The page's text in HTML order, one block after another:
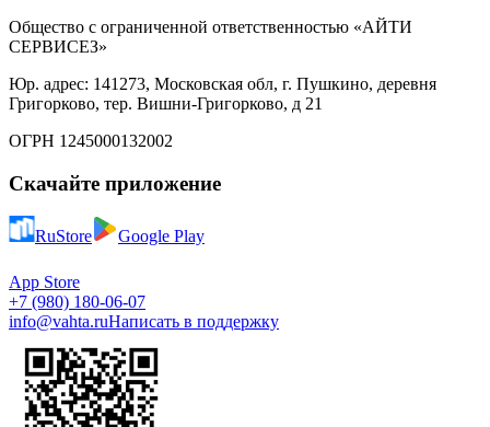
Общество с ограниченной ответственностью «АЙТИ
СЕРВИСЕЗ»
Юр. адрес: 141273, Московская обл, г. Пушкино, деревня
Григорково, тер. Вишни-Григорково, д 21
ОГРН 1245000132002
Скачайте приложение
RuStore Google Play
App Store
+7 (980) 180-06-07
info@vahta.ruНаписать в поддержку